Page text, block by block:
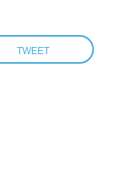
TWEET